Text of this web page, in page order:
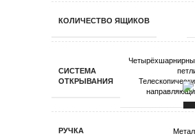
КОЛИЧЕСТВО ЯЩИКОВ
СИСТЕМА
ОТКРЫВАНИЯ
РУЧКА